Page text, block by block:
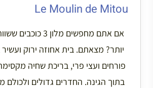
Le Moulin de Mitou
אם אתם מחפשים מלון
יותר? מצאתם. בית אחוזה ירוק
פורחים ועצי פרי, בריכת שחיה מקסימה
בתוך הגינה. החדרים גדולים